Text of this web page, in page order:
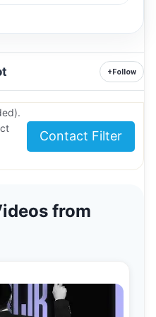
+Follow
Contact Filter
from